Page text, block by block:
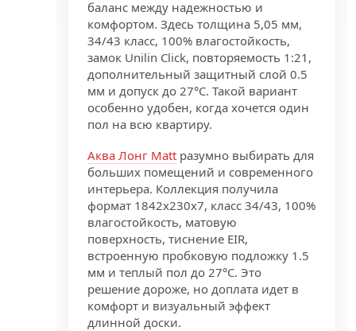
баланс между надежностью и
комфортом. Здесь толщина 5,05 мм,
34/43 класс, 100% влагостойкость,
замок Unilin Click, повторяемость 1:21,
дополнительный защитный слой 0.5
мм и допуск до 27°C. Такой вариант
особенно удобен, когда хочется один
пол на всю квартиру.
Аква Лонг Matt разумно выбирать для
больших помещений и современного
интерьера. Коллекция получила
формат 1842x230x7, класс 34/43, 100%
влагостойкость, матовую
поверхность, тиснение EIR,
встроенную пробковую подложку 1.5
мм и теплый пол до 27°C. Это
решение дороже, но доплата идет в
комфорт и визуальный эффект
длинной доски.